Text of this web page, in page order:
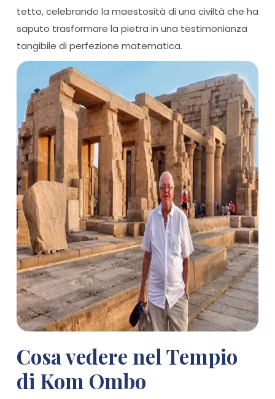
tetto, celebrando la maestosità di una civiltà che ha
saputo trasformare la pietra in una testimonianza
tangibile di perfezione matematica.
Cosa vedere nel Tempio
di Kom Ombo